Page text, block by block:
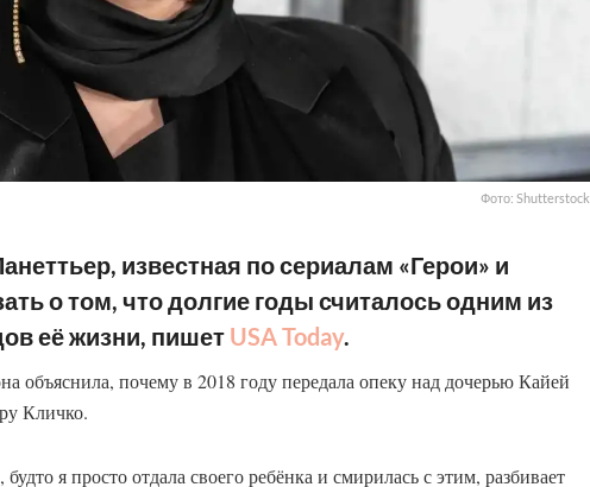
Фото: Shutterstock
известная по сериалам «Герои» и
о том, что долгие годы считалось одним из
её жизни, пишет USA Today.
объяснила, почему в 2018 году передала опеку над дочерью Кайей
Кличко.
я просто отдала своего ребёнка и смирилась с этим, разбивает